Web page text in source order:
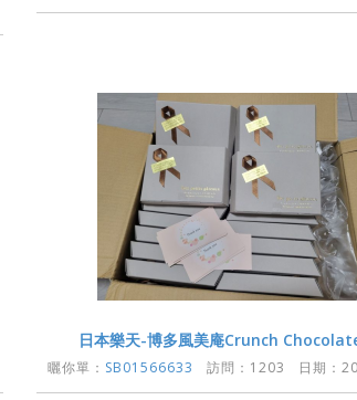
日本樂天-博多風美庵Crunch
曬你單： SB01566633 訪問：1203 日期：